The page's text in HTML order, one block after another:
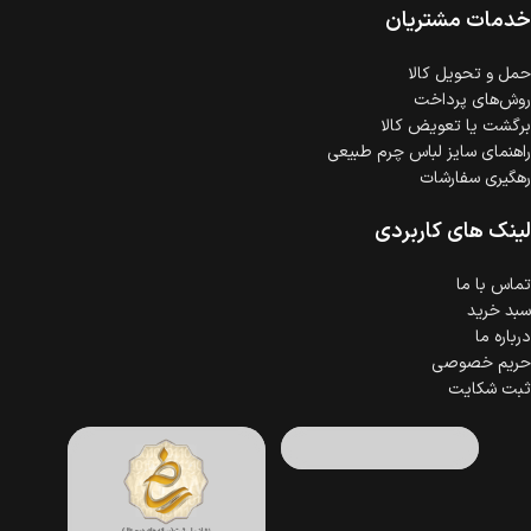
گارانتی معتبر برای تمامی محصولات ارائه می‌شود.خدمات مشتریان
حمل‌ و تحویل کالا
روش‌های پرداخت
برگشت یا تعویض کالا
راهنمای سایز لباس چرم طبیعی
رهگیری سفارشات
لینک های کاربردی
تماس با ما
سبد خرید
درباره ما
حریم خصوصی
ثبت شکایت